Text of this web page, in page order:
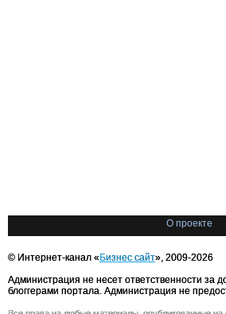
О проекте
© Интернет-канал «Бизнес сайт», 2009-2026
Администрация не несет ответственности за
блоггерами портала. Администрация не